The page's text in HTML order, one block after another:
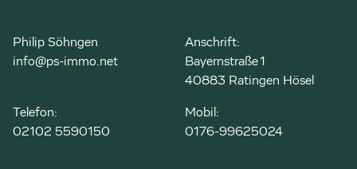
Philip Söhngen
info@ps-immo.net
Anschrift:
Bayernstraße 1
40883 Ratingen Hösel
Telefon:
02102 5590150
Mobil:
0176-99625024